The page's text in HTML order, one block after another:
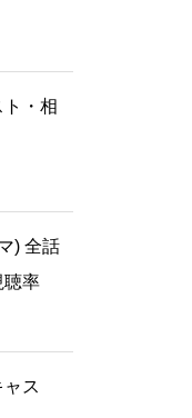
・相
) 全話
率
ス